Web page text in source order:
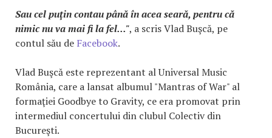
Sau cel puţin contau până în acea seară, pentru că
nimic nu va mai fi la fel...", a scris Vlad Buşcă, pe
contul său de Facebook.
Vlad Buşcă este reprezentant al Universal Music
România, care a lansat albumul "Mantras of War" al
formaţiei Goodbye to Gravity, ce era promovat prin
intermediul concertului din clubul Colectiv din
Bucureşti.